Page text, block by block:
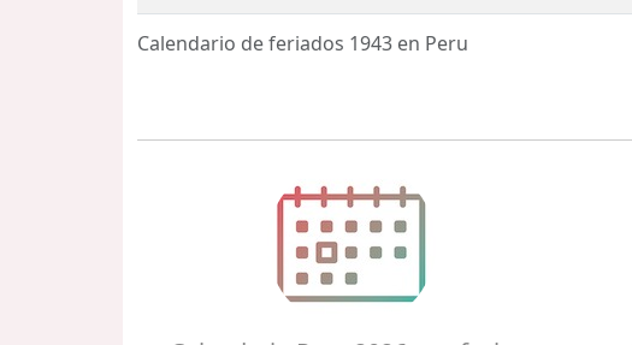
Calendario de feriados 1943 en Peru